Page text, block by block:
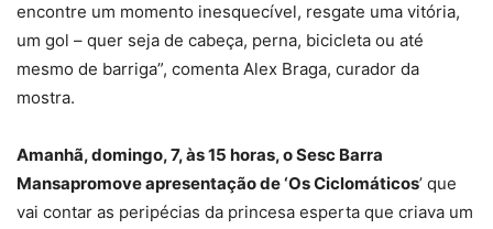
encontre um momento inesquecível, resgate uma vitória,
um gol – quer seja de cabeça, perna, bicicleta ou até
mesmo de barriga”, comenta Alex Braga, curador da
mostra.
Amanhã, domingo, 7, às 15 horas, o Sesc Barra
Mansapromove apresentação de ‘Os Ciclomáticos’ que
vai contar as peripécias da princesa esperta que criava um